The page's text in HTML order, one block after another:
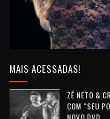
MAIS ACESSADAS!
ZÉ NETO &
COM “SEU